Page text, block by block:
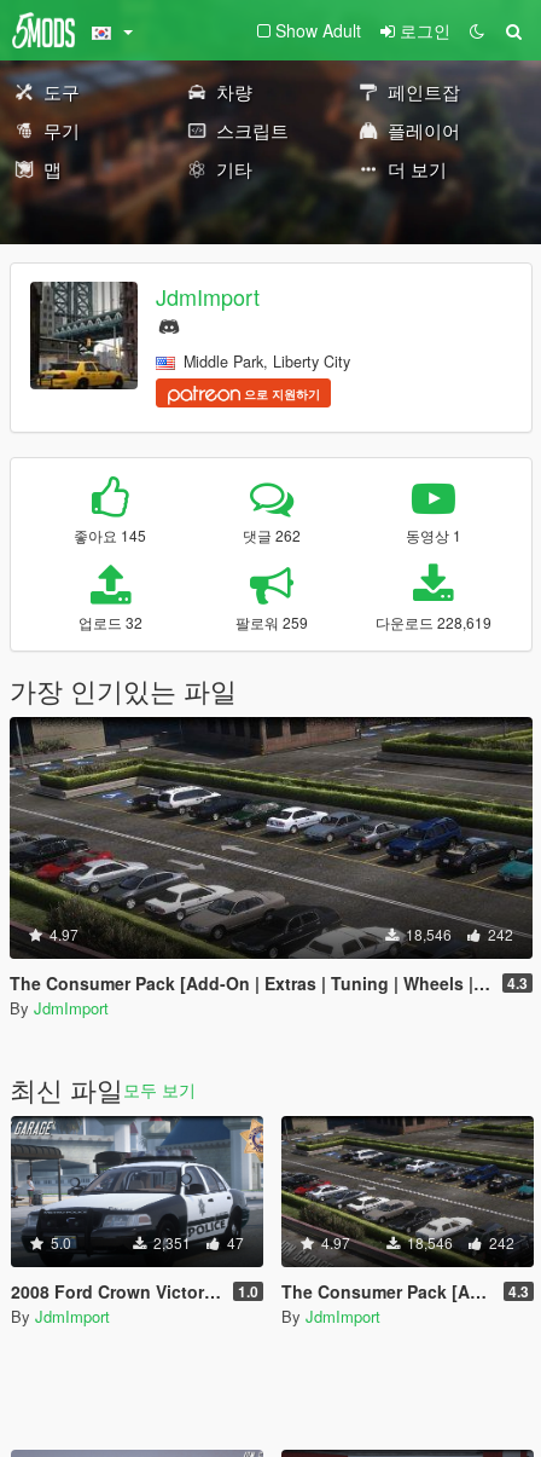
Show Adult 로그인
도구 차량
페인트잡
무기
스크립트
플레이어
맵
기타 더 보기
JdmImport
Middle Park, Liberty City
으로 지원하기
좋아요 145 댓글 262 동영상 1
업로드 32 팔로워 259 다운로드 228,619
가장 인기있는 파일
4.97 18,546 242
The Consumer Pack [Add-On | Extras | Tuning | Wheels | VehFuncsV | LODs] 4.3
By JdmImport
최신 파일 모두 보기
5.0 2,351 47
2008 Ford Crown Victoria P71 Las Vegas Metropolitan Police Department [ Add-On | Non-ELS | VehFuncsV | LODs | SSLA | LVMPD ] 1.0
By JdmImport
4.97 18,546 242
The Consumer Pack [Add-On | Extras | Tuning | Wheels | VehFuncsV | LODs] 4.3
By JdmImport